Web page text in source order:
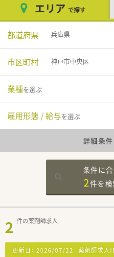
エリア で探す
都道府県 兵庫県
市区町村 神戸市中央区
業種を選ぶ
雇用形態 / 給与を選ぶ
詳細条
条件に
2件を
2 件の薬剤師求人
更新日： 2026/07/22 薬剤師求人